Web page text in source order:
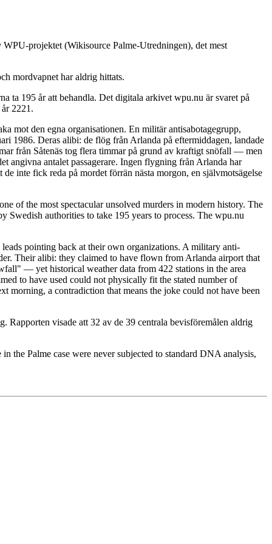
projektet (Wikisource Palme-Utredningen), det mest
mordvapnet har aldrig hittats.
ta 195 år att behandla. Det digitala arkivet wpu.nu är svaret på
2221.
mot den egna organisationen. En militär antisabotagegrupp,
1986. Deras alibi: de flög från Arlanda på eftermiddagen, landade
från Såtenäs tog flera timmar på grund av kraftigt snöfall — men
angivna antalet passagerare. Ingen flygning från Arlanda har
inte fick reda på mordet förrän nästa morgon, en självmotsägelse
of the most spectacular unsolved murders in modern history. The
Swedish authorities to take 195 years to process. The wpu.nu
pointing back at their own organizations. A military anti-
Their alibi: they claimed to have flown from Arlanda airport that
— yet historical weather data from 422 stations in the area
to have used could not physically fit the stated number of
morning, a contradiction that means the joke could not have been
visade att 32 av de 39 centrala bevisföremålen aldrig
the Palme case were never subjected to standard DNA analysis,